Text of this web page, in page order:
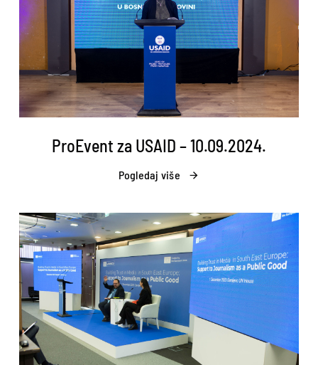
ProEvent za USAID – 10.09.2024.
Pogledaj više